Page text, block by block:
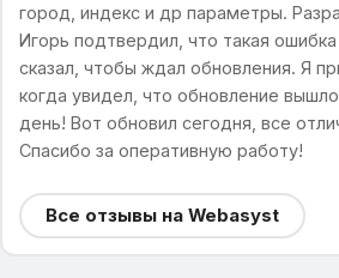
город, индекс и др параметры.
Игорь подтвердил, что такая
сказал, чтобы ждал обновления. Я
когда увидел, что обновление
день! Вот обновил сегодня, все
Спасибо за оперативную работу!
Все отзывы на Webasyst